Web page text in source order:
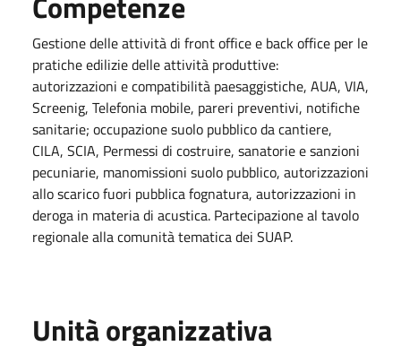
Gestione delle attività di front office e back office per le
pratiche edilizie delle attività produttive:
autorizzazioni e compatibilità paesaggistiche, AUA, VIA,
Screenig, Telefonia mobile, pareri preventivi, notifiche
sanitarie; occupazione suolo pubblico da cantiere,
CILA, SCIA, Permessi di costruire, sanatorie e sanzioni
pecuniarie, manomissioni suolo pubblico, autorizzazioni
allo scarico fuori pubblica fognatura, autorizzazioni in
deroga in materia di acustica. Partecipazione al tavolo
regionale alla comunità tematica dei SUAP.
Unità organizzativa